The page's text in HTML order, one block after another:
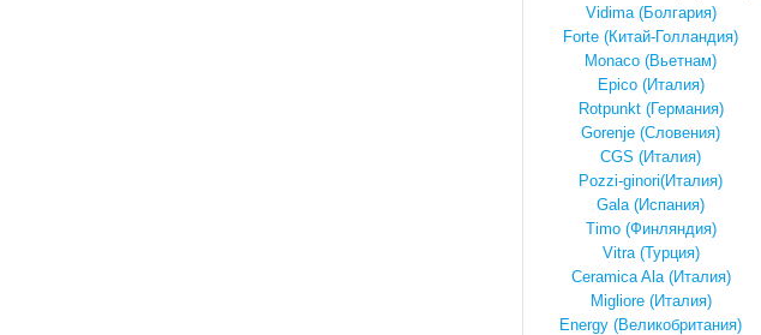
Vidima (Болгария)
Forte (Китай-Голландия)
Monaco (Вьетнам)
Epico (Италия)
Rotpunkt (Германия)
Gorenje (Словения)
CGS (Италия)
Pozzi-ginori(Италия)
Gala (Испания)
Timo (Финляндия)
Vitra (Турция)
Ceramica Ala (Италия)
Migliore (Италия)
Energy (Великобритания)